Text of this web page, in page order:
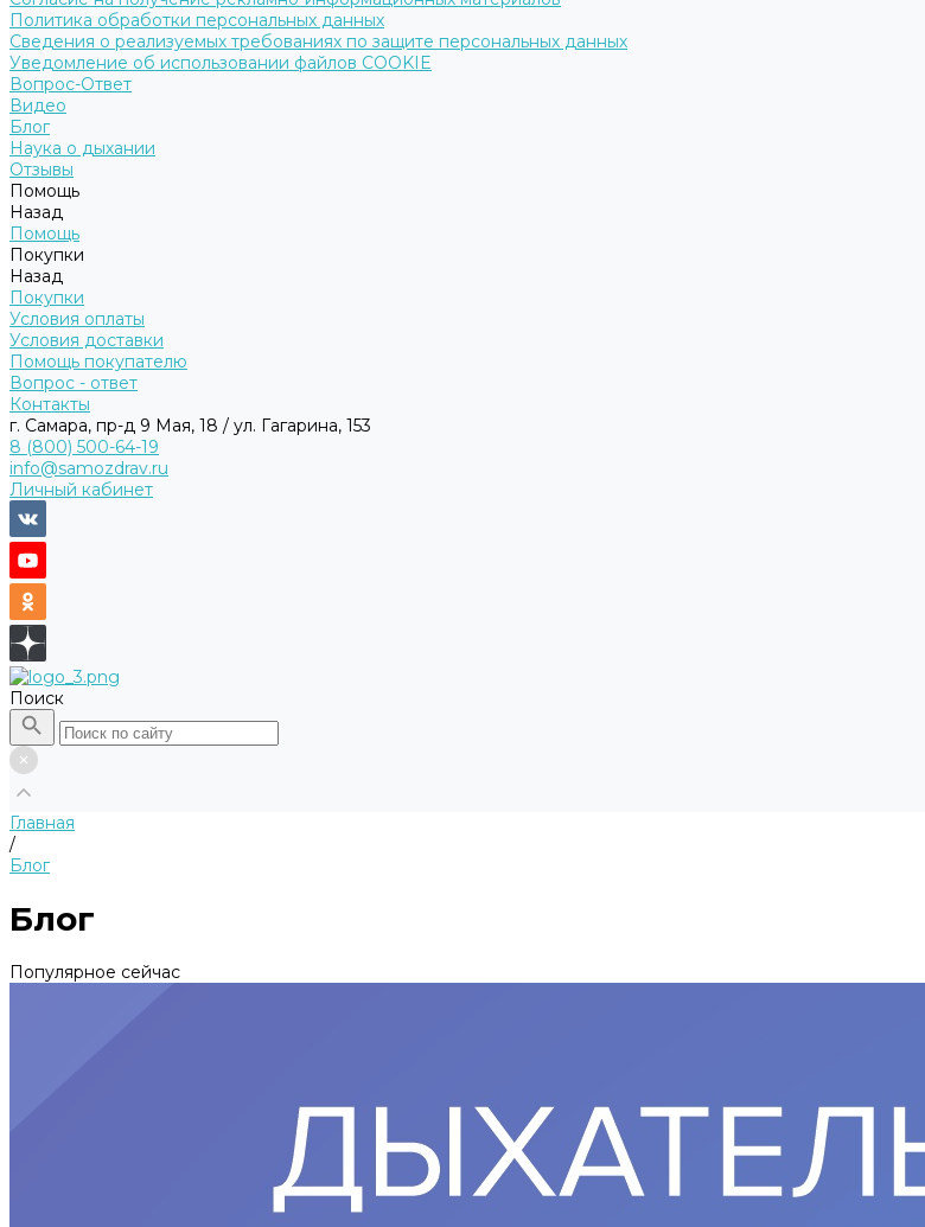
Политика обработки персональных данных
Сведения о реализуемых требованиях по защите персональных данных
Уведомление об использовании файлов COOKIE
Вопрос-Ответ
Видео
Блог
Наука о дыхании
Отзывы
Помощь
Назад
Помощь
Покупки
Назад
Покупки
Условия оплаты
Условия доставки
Помощь покупателю
Вопрос - ответ
Контакты
г. Самара, пр-д 9 Мая, 18 / ул. Гагарина, 153
8 (800) 500-64-19
info@samozdrav.ru
Личный кабинет
Поиск
Главная
/
Блог
Блог
Популярное сейчас